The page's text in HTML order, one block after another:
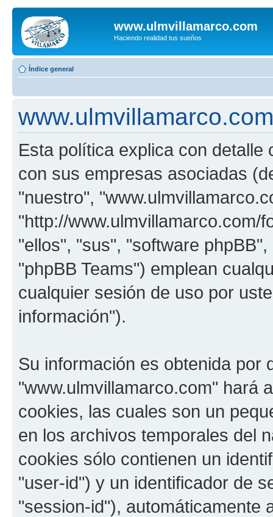
www.ulmvillamarco.com
Haciendo realidad tus sueños
Índice general
Esta política explica con detalle
con sus empresas asociadas
"nuestro",
"http://www.ulmvillamarco.com/
"ellos", "sus", "software
"phpBB Teams") emplean
cualquier sesión de uso por
información").
Su información es obtenida por
"www.ulmvillamarco.com" hará
cookies, las cuales son un
en los archivos temporales del
cookies sólo contienen un
"user-id") y un identificador de
"session-id"), automáticamente